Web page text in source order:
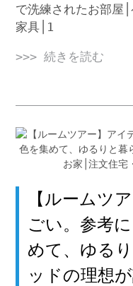
で洗練されたお部屋
家具│1
>>> 続きを読む
【ルームツ
ごい。参考
めて、ゆる
ッドの理想